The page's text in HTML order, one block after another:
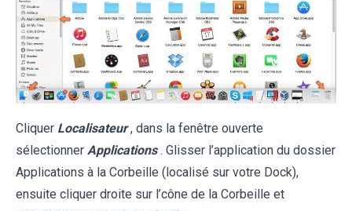
Cliquer Localisateur , dans la fenêtre ouverte
sélectionner Applications . Glisser l’application du dossier
Applications à la Corbeille (localisé sur votre Dock),
ensuite cliquer droite sur l’cône de la Corbeille et